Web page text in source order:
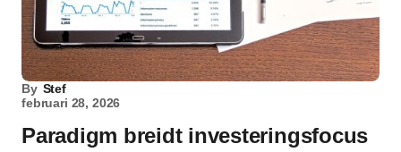
By Stef
februari 28, 2026
Paradigm breidt investeringsfocus